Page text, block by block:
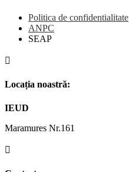
Politica de confidentialitate
ANPC
SEAP

Locația noastră:
IEUD
Maramures Nr.161
